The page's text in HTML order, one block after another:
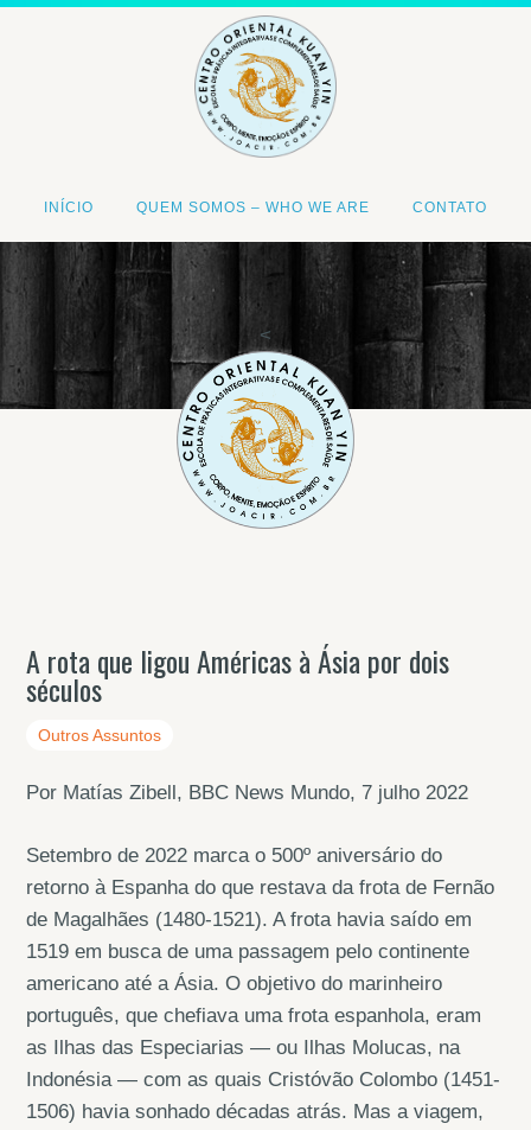
INÍCIO QUEM SOMOS – WHO WE ARE CONTATO
<
A rota que ligou Américas à Ásia por dois
séculos
Outros Assuntos
Por Matías Zibell, BBC News Mundo, 7 julho 2022
Setembro de 2022 marca o 500º aniversário do
retorno à Espanha do que restava da frota de Fernão
de Magalhães (1480-1521). A frota havia saído em
1519 em busca de uma passagem pelo continente
americano até a Ásia. O objetivo do marinheiro
português, que chefiava uma frota espanhola, eram
as Ilhas das Especiarias — ou Ilhas Molucas, na
Indonésia — com as quais Cristóvão Colombo (1451-
1506) havia sonhado décadas atrás. Mas a viagem,